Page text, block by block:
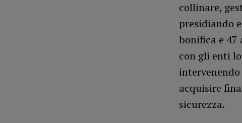
collinare,
presidiando
bonifica e 47
con gli enti
acquisire
sicurezza.